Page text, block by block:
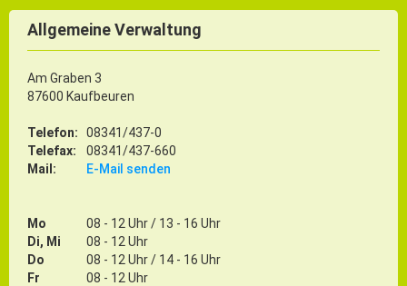
Wahlen
Familie & Gleichstellung
Heiraten in Kaufbeuren
Freizeiteinrichtungen
Veranstaltungsräume
Allgemeine Verwaltung
Am Graben 3
87600 Kaufbeuren
Telefon:
08341/437-0
Telefax:
08341/437-660
Mail:
E-Mail senden
Mo
08 - 12 Uhr / 13 - 16 Uhr
Di, Mi
08 - 12 Uhr
Do
08 - 12 Uhr / 14 - 16 Uhr
Fr
08 - 12 Uhr